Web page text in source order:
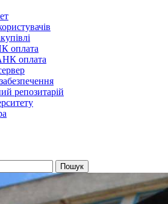
оплата
репозитарій
Пошук